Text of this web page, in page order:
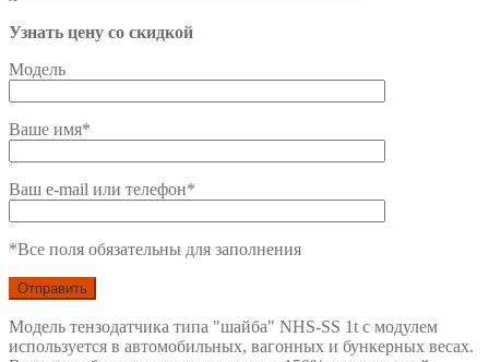
Узнать цену со скидкой
Модель
Ваше имя*
Ваш e-mail или телефон*
*Все поля обязательны для заполнения
Модель тензодатчика типа "шайба" NHS-SS 1t с модулем
используется в автомобильных, вагонных и бункерных весах.